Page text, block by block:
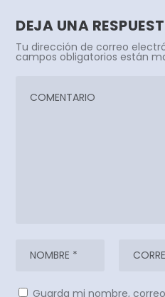
DEJA UNA
Tu dirección de correo
campos obligatorios están
Guarda mi nombre,